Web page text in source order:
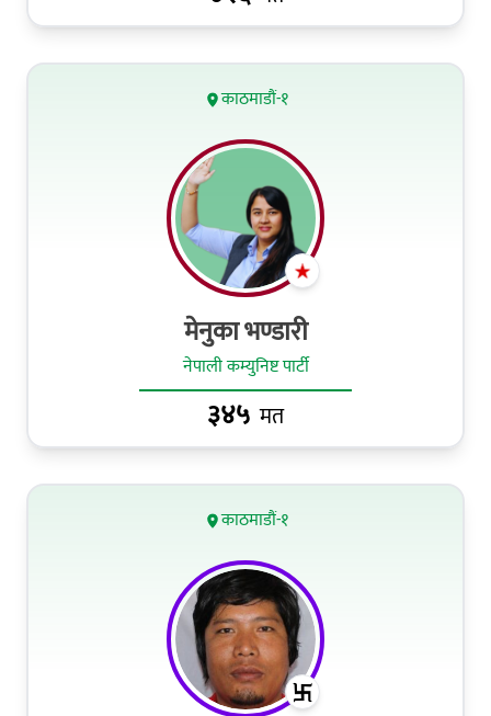
काठमाडौं-१
मेनुका भण्डारी
नेपाली कम्युनिष्ट पार्टी
३४५ मत
काठमाडौं-१